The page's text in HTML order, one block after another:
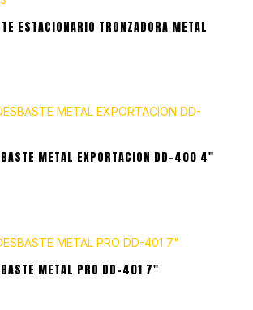
ESTACIONARIO TRONZADORA METAL
METAL EXPORTACION DD-400 4″
METAL PRO DD-401 7″